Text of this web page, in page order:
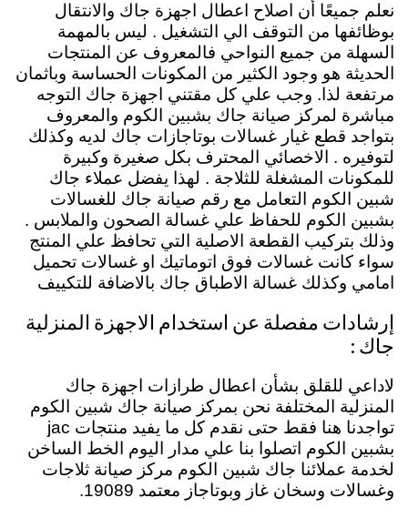
نعلم جميعًا أن اصلاح اعطال اجهزة جاك والانتقال
بوظائفها من التوقف الي التشغيل . ليس بالمهمة
السهلة من جميع النواحي فالمعروف عن المنتجات
الحديثة هو وجود الكثير من المكونات الحساسة وباثمان
مرتفعة لذا. وجب علي كل مقتني اجهزة جاك التوجه
مباشرة لمركز صيانة جاك بشبين الكوم والمعروف
بتواجد قطع غيار غسالات بوتاجازات جاك لديه وكذلك
لتوفيره . الاخصائي المحترف بكل صغيرة وكبيرة
للمكونات المشغلة للثلاجة . لهذا يفضل عملاء جاك
شبين الكوم التعامل مع رقم صيانة جاك للغسالات
بشبين الكوم للحفاظ علي غسالة الصحون والملابس .
وذلك بتركيب القطعة الاصلية التي تحافظ علي المنتج
سواء كانت غسالات فوق اتوماتيك او غسالات تحميل
امامي وكذلك غسالة الاطباق جاك بالاضافة للتكييف
إرشادات مفصلة عن استخدام الاجهزة المنزلية
جاك :
لاداعي للقلق بشأن اعطال طرازات اجهزة جاك
المنزلية المختلفة نحن بمركز صيانة جاك شبين الكوم
تواجدنا هنا فقط حتى نقدم كل ما يفيد منتجات jac
بشبين الكوم اتصلوا بنا علي مدار اليوم الخط الساخن
لخدمة عملائنا جاك شبين الكوم مركز صيانة ثلاجات
وغسالات وسخان غاز وبوتاجاز معتمد 19089.